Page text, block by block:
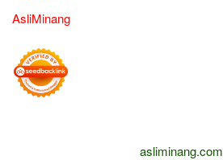
AsliMinang
asliminang.com